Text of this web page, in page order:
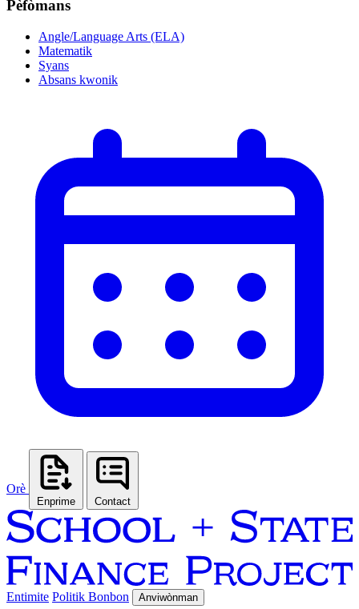
Pèfòmans
Angle/Language Arts (ELA)
Matematik
Syans
Absans kwonik
Orè
Enprime Contact
Entimite Politik Bonbon Anviwònman